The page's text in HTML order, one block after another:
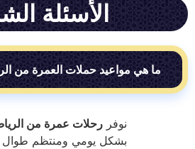
الأسئلة الشائعة
مواعيد حملات العمرة من الرياض؟
رحلات عمرة من الرياض
بشكل يومي ومنتظم طوال العام.